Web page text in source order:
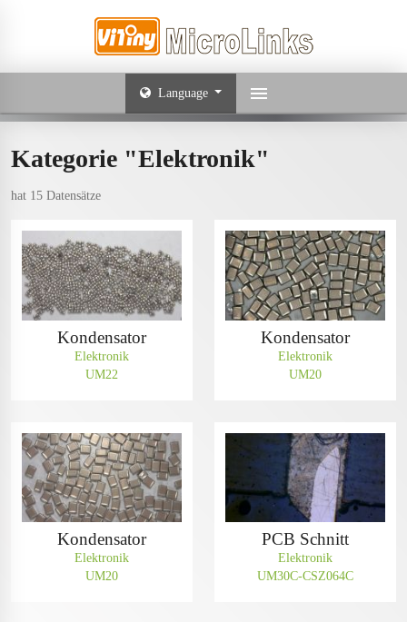
Language
Kategorie "Elektronik"
hat 15 Datensätze
Kondensator
Elektronik
UM22
Kondensator
Elektronik
UM20
Kondensator
Elektronik
UM20
PCB Schnitt
Elektronik
UM30C-CSZ064C